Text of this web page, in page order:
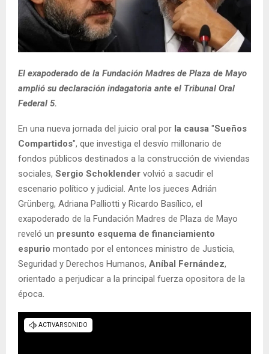
El exapoderado de la Fundación Madres de Plaza de Mayo
amplió su declaración indagatoria ante el Tribunal Oral
Federal 5.
En una nueva jornada del juicio oral por la causa "Sueños
Compartidos", que investiga el desvío millonario de
fondos públicos destinados a la construcción de viviendas
sociales, Sergio Schoklender volvió a sacudir el
escenario político y judicial. Ante los jueces Adrián
Grünberg, Adriana Palliotti y Ricardo Basílico, el
exapoderado de la Fundación Madres de Plaza de Mayo
reveló un presunto esquema de financiamiento
espurio montado por el entonces ministro de Justicia,
Seguridad y Derechos Humanos, Aníbal Fernández,
orientado a perjudicar a la principal fuerza opositora de la
época.